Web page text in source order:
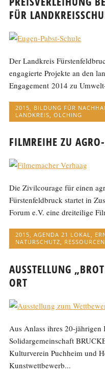
FÜR
Der Landkreis
engagierte Projekte an den
Engagement 2014 zu
2015, BILDUNG FÜR
LANDKREIS,OLCHING
FILMREIHE ZU
Die Zivilcourage für einen
Fürstenfeldbruck startet in
Forum e.V. eine dreiteilige
2015,AGENDA 21 LOKAL,
NATURSCHUTZ, RESSOURCEN
AUSSTELLUNG
ORT
Aus Anlass ihres 20-jährigen
Solidargemeinschaft
Kulturverein Puchheim und
Kunstwettbewerb...